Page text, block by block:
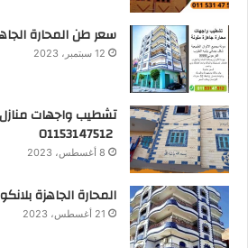
سعر طن المحارة الجاهزة |
12 سبتمبر، 2023
تشطيب واجهات
8 أغسطس، 2023
المحارة الجاهزة بلانكو |
21 أغسطس، 2023